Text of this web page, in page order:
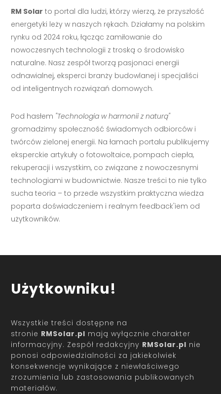
RM Solar to portal dla ludzi, którzy wierzą, że przyszłość
energetyki leży w naszych rękach. Działamy na polskim
rynku od 2024 roku, łącząc zamiłowanie do
nowoczesnych technologii z troską o środowisko
naturalne. Nasz zespół tworzą pasjonaci energii
odnawialnej, eksperci branży budowlanej i specjaliści
od inteligentnych rozwiązań domowych.
Pod hasłem "Technologia w harmonii z naturą"
gromadzimy społeczność świadomych odbiorców i
twórców zielonej energii. Na łamach portalu publikujemy
eksperckie artykuły o fotowoltaice, pompach ciepła,
rekuperacji i wszystkim, co związane z nowoczesnymi
technologiami w budownictwie. Nasze treści to nie tylko
sucha teoria – to przede wszystkim praktyczna wiedza
poparta doświadczeniem i realnym feedback'iem od
użytkowników.
Użytkowniku!
Wszystkie treści dostępne na
stronie RMSolar.pl mają wyłącznie charakter
informacyjny. Zespół redakcyjny RMSolar.pl nie
ponosi odpowiedzialności za jakiekolwiek
konsekwencje wynikające z niewłaściwego
zrozumienia lub zastosowania publikowanych
materiałów.